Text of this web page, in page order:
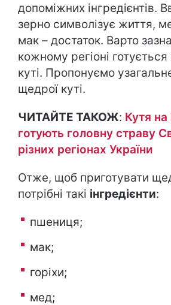
допоміжних інгредієнтів.
зерно символізує життя,
мак – достаток. Варто
кожному регіоні готується
куті. Пропонуємо
щедрої куті.
ЧИТАЙТЕ ТАКОЖ: Кутя на
готують головну страву
різних регіонах України
Отже, щоб приготувати
потрібні такі інгредієнти:
пшениця;
мак;
горіхи;
мед;